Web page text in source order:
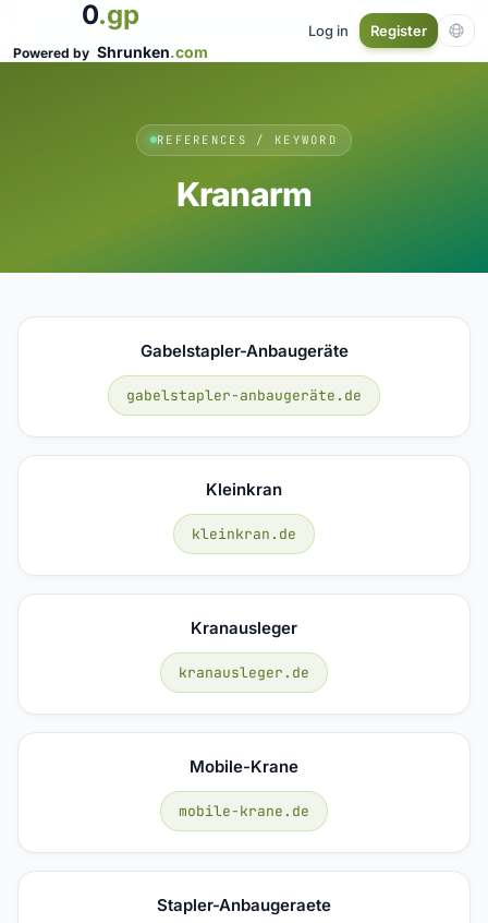
0.gp
Powered by Shrunken.com
Log in Register
REFERENCES / KEYWORD
Kranarm
Gabelstapler-Anbaugeräte
gabelstapler-anbaugeräte.de
Kleinkran
kleinkran.de
Kranausleger
kranausleger.de
Mobile-Krane
mobile-krane.de
Stapler-Anbaugeraete